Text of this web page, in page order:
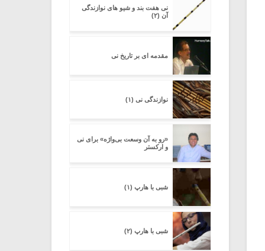
نی هفت بند و شیو های نوازندگی
آن (۲)
مقدمه ای بر تاریخ نی
نوازندگی نی (۱)
«رو به آن وسعت بی‌واژه» برای نی
و ارکستر
شبی با هارپ (۱)
شبی با هارپ (۲)